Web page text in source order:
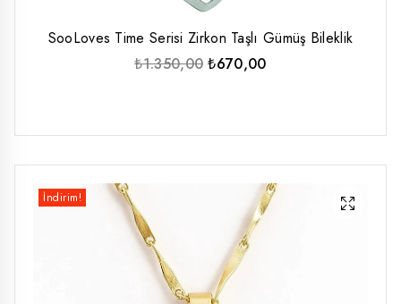
SooLoves Time Serisi Zirkon Taşlı Gümüş Bileklik
₺1.350,00 Orijinal
₺670,00Şu
İndirim!